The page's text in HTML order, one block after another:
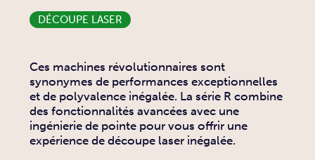
DÉCOUPE LASER
Ces machines révolutionnaires sont
synonymes de performances exceptionnelles
et de polyvalence inégalée. La série R combine
des fonctionnalités avancées avec une
ingénierie de pointe pour vous offrir une
expérience de découpe laser inégalée.